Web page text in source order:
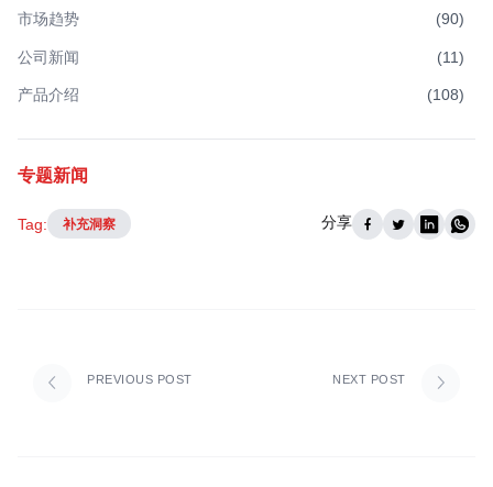
市场趋势 (90)
公司新闻 (11)
产品介绍 (108)
专题新闻
Tag: 补充洞察 分享
PREVIOUS POST NEXT POST